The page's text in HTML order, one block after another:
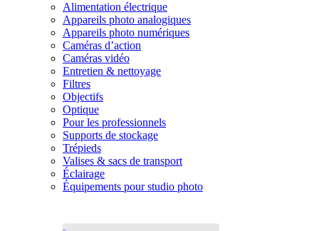
Alimentation électrique
Appareils photo analogiques
Appareils photo numériques
Caméras d’action
Caméras vidéo
Entretien & nettoyage
Filtres
Objectifs
Optique
Pour les professionnels
Supports de stockage
Trépieds
Valises & sacs de transport
Éclairage
Équipements pour studio photo